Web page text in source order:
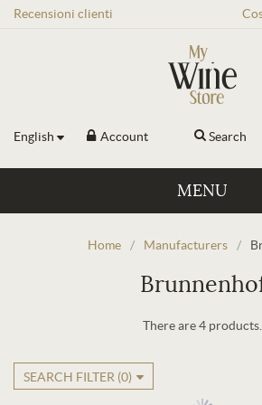
Recensioni clienti
English Account Search
MENU
Home / Manufacturers /
There are 4 products.
SEARCH FILTER (0)